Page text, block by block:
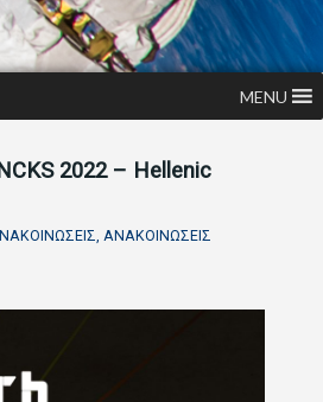
MENU
2022 – Hellenic
, ΑΝΑΚΟΙΝΏΣΕΙΣ